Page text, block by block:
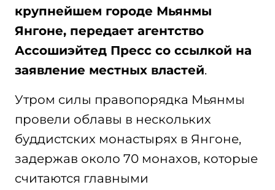
крупнейшем городе Мьянмы
Янгоне, передает агентство
Ассошиэйтед Пресс со ссылкой на
заявление местных властей.
Утром силы правопорядка Мьянмы
провели облавы в нескольких
буддистских монастырях в Янгоне,
задержав около 70 монахов, которые
считаются главными